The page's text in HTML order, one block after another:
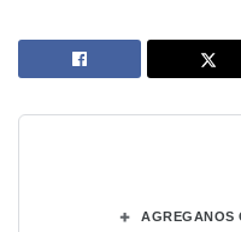
+ AGREGANOS